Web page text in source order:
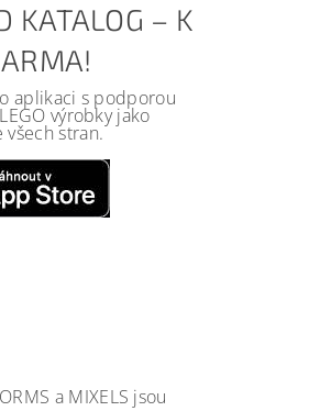
KATALOG – K
aplikaci s podporou
výrobky jako
všech stran.
a MIXELS jsou